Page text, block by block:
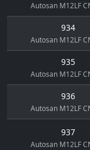
Autosan M12LF
934
Autosan M12LF
935
Autosan M12LF
936
Autosan M12LF
937
Autosan M12LF